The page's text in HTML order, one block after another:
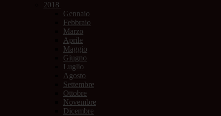
2018
Gennaio
Febbraio
Marzo
Aprile
Maggio
Giugno
Luglio
Agosto
Settembre
Ottobre
Novembre
Dicembre